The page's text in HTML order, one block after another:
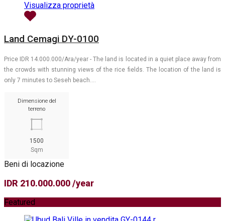
Visualizza proprietà
Land Cemagi DY-0100
Price IDR 14.000.000/Ara/year - The land is located in a quiet place away from
the crowds with stunning views of the rice fields. The location of the land is
only 7 minutes to Seseh beach.…
Dimensione del
terreno
1500
Sqm
Beni di locazione
IDR 210.000.000 /year
Featured